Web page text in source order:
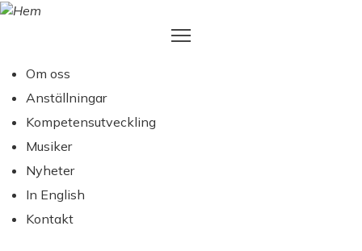
Hoppa
MAIN
NAVIGATION
Om oss
Anställningar
Kompetensutveckling
Musiker
Nyheter
In English
Kontakt